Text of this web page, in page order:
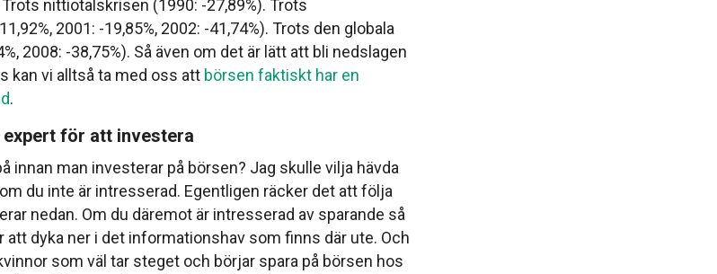
nittiotalskrisen (1990: -27,89%). Trots
2001: -19,85%, 2002: -41,74%). Trots den globala
2008: -38,75%). Så även om det är lätt att bli nedslagen
kan vi alltså ta med oss att börsen faktiskt har en
.
expert för att investera
innan man investerar på börsen? Jag skulle vilja hävda
du inte är intresserad. Egentligen räcker det att följa
nedan. Om du däremot är intresserad av sparande så
dyka ner i det informationshav som finns där ute. Och
som väl tar steget och börjar spara på börsen hos